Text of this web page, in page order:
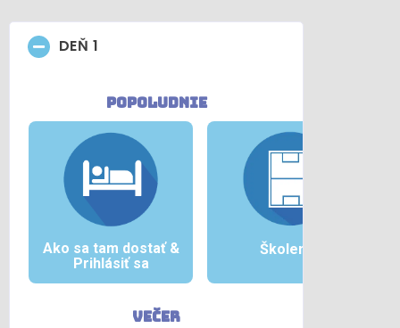
DEŇ 1
popoludnie
Ako sa tam dostať &
Prihlásiť sa
Školenie
večer